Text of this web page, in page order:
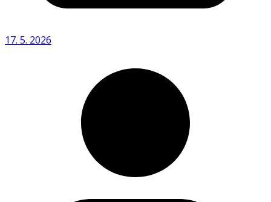
17. 5. 2026